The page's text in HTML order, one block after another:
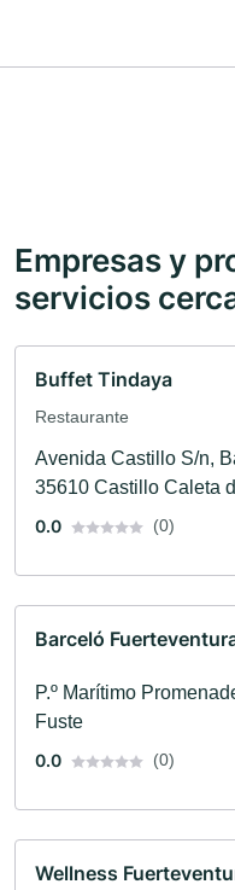
Empresas y
servicios
Buffet Tindaya
Restaurante
Avenida Castillo S/n,
35610 Castillo Caleta
0.0
(0)
Barceló
P.º Marítimo
Fuste
0.0
(0)
Wellness